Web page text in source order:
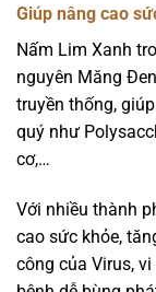
Giúp nâng cao
Nấm Lim Xanh
nguyên Măng
truyền thống,
quý như
cơ,…
Với nhiều thành
cao sức khỏe,
công của Virus,